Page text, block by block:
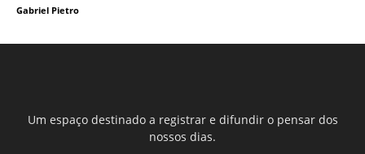
Gabriel Pietro
Um espaço destinado a registrar e difundir o pensar dos
nossos dias.